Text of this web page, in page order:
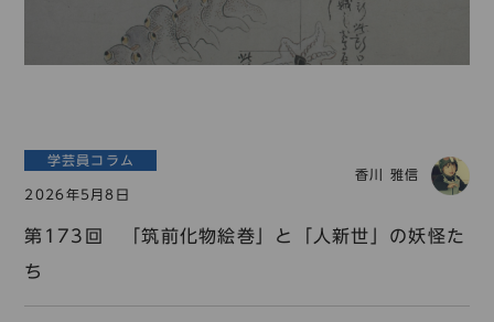
学芸員コラム
2026年5月8日
香川 雅信
第173回 「筑前化物絵巻」と「人新世」の妖怪た
ち